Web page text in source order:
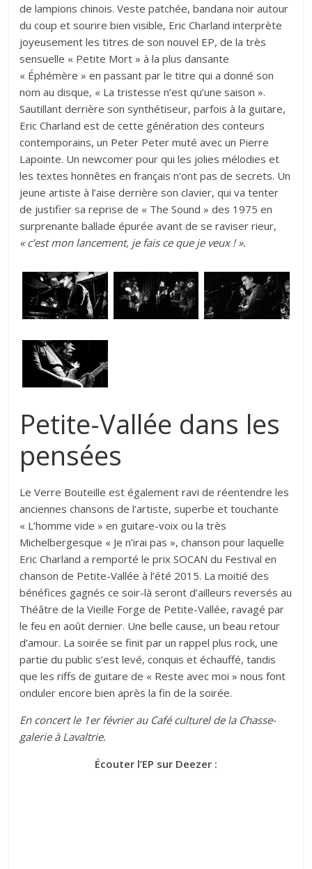
de lampions chinois. Veste patchée, bandana noir autour
du coup et sourire bien visible, Eric Charland interprète
joyeusement les titres de son nouvel EP, de la très
sensuelle « Petite Mort » à la plus dansante
« Éphémère » en passant par le titre qui a donné son
nom au disque, « La tristesse n’est qu’une saison ».
Sautillant derrière son synthétiseur, parfois à la guitare,
Eric Charland est de cette génération des conteurs
contemporains, un Peter Peter muté avec un Pierre
Lapointe. Un newcomer pour qui les jolies mélodies et
les textes honnêtes en français n’ont pas de secrets. Un
jeune artiste à l’aise derrière son clavier, qui va tenter
de justifier sa reprise de « The Sound » des 1975 en
surprenante ballade épurée avant de se raviser rieur,
« c’est mon lancement, je fais ce que je veux ! ».
Petite-Vallée dans les
pensées
Le Verre Bouteille est également ravi de réentendre les
anciennes chansons de l’artiste, superbe et touchante
« L’homme vide » en guitare-voix ou la très
Michelbergesque « Je n’irai pas », chanson pour laquelle
Eric Charland a remporté le prix SOCAN du Festival en
chanson de Petite-Vallée à l’été 2015. La moitié des
bénéfices gagnés ce soir-là seront d’ailleurs reversés au
Théâtre de la Vieille Forge de Petite-Vallée, ravagé par
le feu en août dernier. Une belle cause, un beau retour
d’amour. La soirée se finit par un rappel plus rock, une
partie du public s’est levé, conquis et échauffé, tandis
que les riffs de guitare de « Reste avec moi » nous font
onduler encore bien après la fin de la soirée.
En concert le 1er février au Café culturel de la Chasse-
galerie à Lavaltrie.
Écouter l’EP sur Deezer :